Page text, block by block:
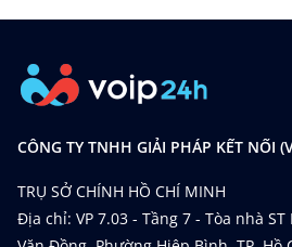
CÔNG TY TNHH GIẢI PHÁP KẾT NỐI
TRỤ SỞ CHÍNH HỒ CHÍ MINH
Địa chỉ: VP 7.03 - Tầng 7 - Tòa nhà